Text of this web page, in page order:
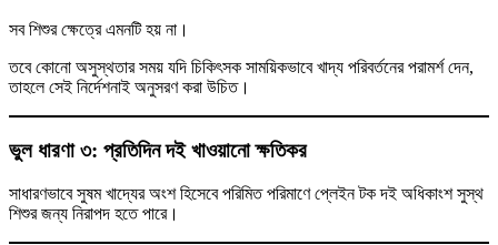
সব শিশুর ক্ষেত্রে এমনটি হয় না।
তবে কোনো অসুস্থতার সময় যদি চিকিৎসক সাময়িকভাবে খাদ্য পরিবর্তনের পরামর্শ দেন,
তাহলে সেই নির্দেশনাই অনুসরণ করা উচিত।
ভুল ধারণা ৩: প্রতিদিন দই খাওয়ানো ক্ষতিকর
সাধারণভাবে সুষম খাদ্যের অংশ হিসেবে পরিমিত পরিমাণে প্লেইন টক দই অধিকাংশ সুস্থ
শিশুর জন্য নিরাপদ হতে পারে।